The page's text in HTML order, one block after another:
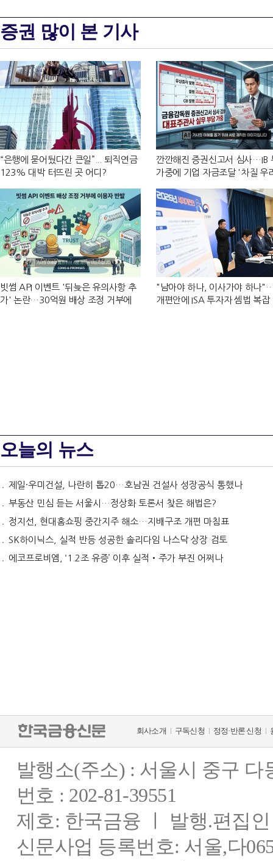
증권 많이 본 기사
“은행에 묻어뒀다간 큰일”... 퇴직연금
123% 대박 터뜨린 곳 어디?
깐깐해진 증권신고서 심사…IB
가중에 기업 자금조달 '차질 우
빗썸 API 이벤트 '뒤늦은 유의사항 추
가' 논란…30억원 배상 조정 거부에
"남아야 하나, 이사가야 하나
개편안에 ISA 투자자 셈법 복잡
오늘의 뉴스
제일·우미건설, 나란히 톱20…호남권 건설사 성장공식 통했나
부동산 민심 듣는 서울시…정상화 토론서 찾은 해법은?
정지선, 현대홈쇼핑 중간지주 해소…지배구조 개편 마침표
SK하이닉스, 실적 반등 성공한 솔리다임 나스닥 상장 검토
에코프로비엠, ‘1.2조 유증’ 이후 실적‧주가 부진 어쩌나
회사소개 구독신청 정정·반론 신청
발행소(주소) : 서울시 중구
번호 : 202-81-39551
제호: 한국금융 ㅣ 발행.편집
신문사업 등록번호: 서울,다